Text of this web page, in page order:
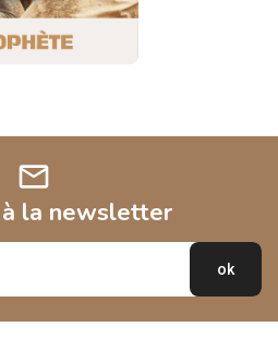
mail
la newsletter